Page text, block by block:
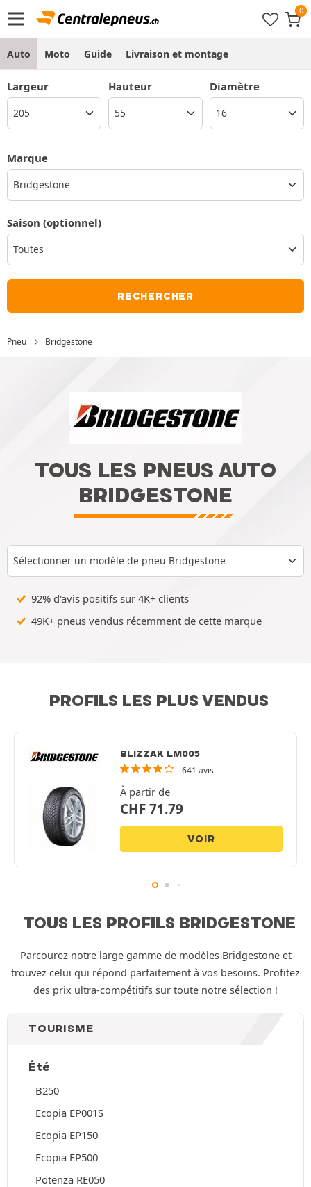
Auto Moto Guide Livraison et montage
Largeur Hauteur Diamètre
Marque
Bridgestone
Saison (optionnel)
RECHERCHER
Pneu Bridgestone
TOUS LES PNEUS AUTO
BRIDGESTONE
Sélectionner un modèle de pneu Bridgestone
92% d'avis positifs sur 4K+ clients
49K+ pneus vendus récemment de cette marque
PROFILS LES PLUS VENDUS
BLIZZAK LM005
641 avis
À partir de
CHF71.79
VOIR
TOUS LES PROFILS BRIDGESTONE
Parcourez notre large gamme de modèles Bridgestone et
trouvez celui qui répond parfaitement à vos besoins. Profitez
des prix ultra-compétitifs sur toute notre sélection !
TOURISME
Été
B250
Ecopia EP001S
Ecopia EP150
Ecopia EP500
Potenza RE050